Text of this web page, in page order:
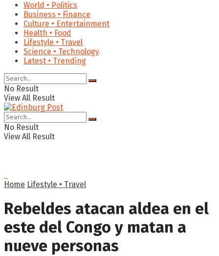
World • Politics
Business • Finance
Culture • Entertainment
Health • Food
Lifestyle • Travel
Science • Technology
Latest • Trending
No Result
View All Result
No Result
View All Result
Home Lifestyle • Travel
Rebeldes atacan aldea en el
este del Congo y matan a
nueve personas